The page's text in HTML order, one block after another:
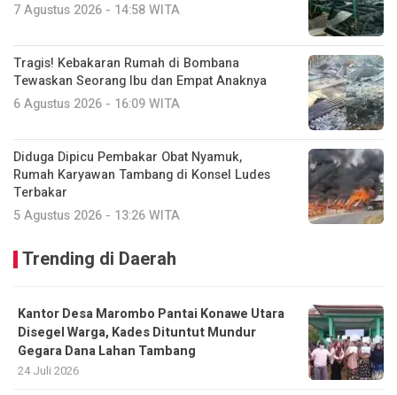
7 Agustus 2026 - 14:58 WITA
Tragis! Kebakaran Rumah di Bombana
Tewaskan Seorang Ibu dan Empat Anaknya
6 Agustus 2026 - 16:09 WITA
Diduga Dipicu Pembakar Obat Nyamuk,
Rumah Karyawan Tambang di Konsel Ludes
Terbakar
5 Agustus 2026 - 13:26 WITA
Trending di Daerah
Kantor Desa Marombo Pantai Konawe Utara
Disegel Warga, Kades Dituntut Mundur
Gegara Dana Lahan Tambang
24 Juli 2026